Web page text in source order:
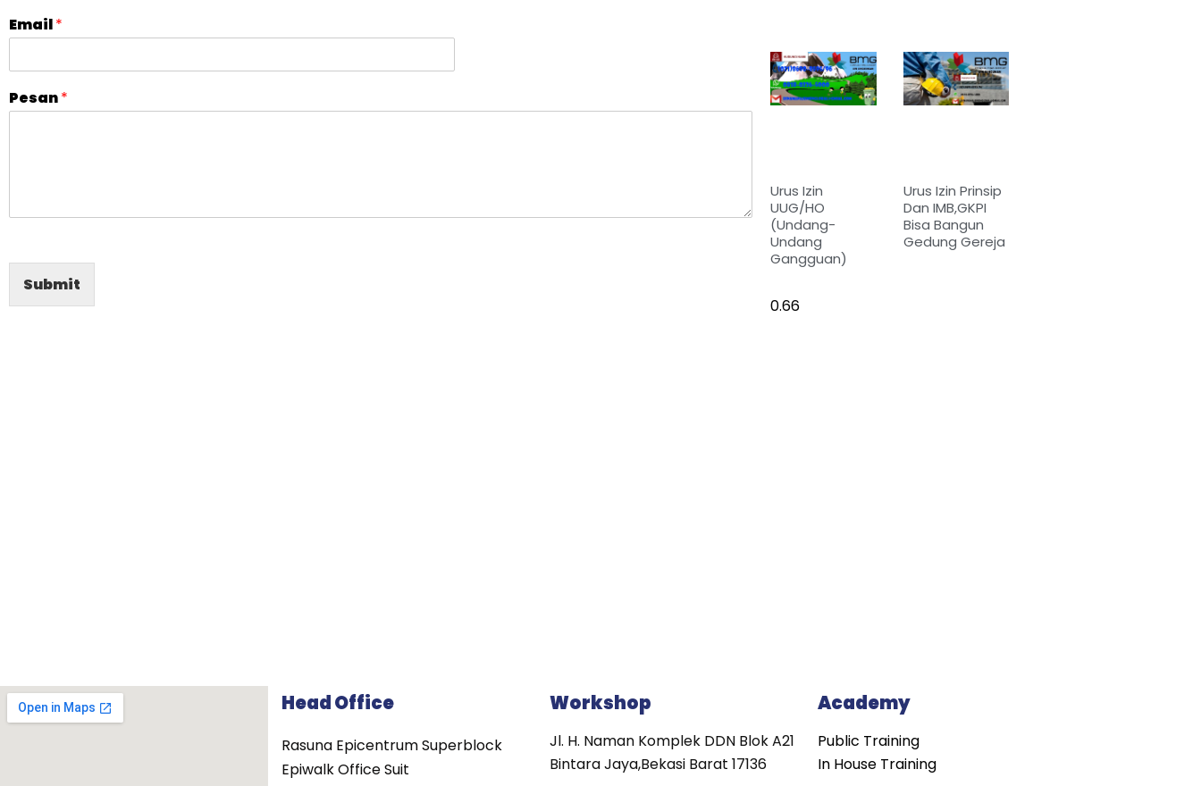
Email*
Pesan*
Submit
Urus Izin
UUG/HO
(Undang-
Undang
Gangguan)
Urus Izin Prinsip
Dan IMB,GKPI
Bisa Bangun
Gedung Gereja
Head Office
Rasuna Epicentrum Superblock
Epiwalk Office Suit
Workshop
Jl. H. Naman Komplek DDN Blok A21
Bintara Jaya,Bekasi Barat 17136
Academy
Public Training
In House Training